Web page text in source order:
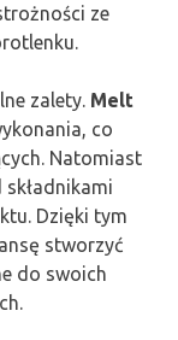
ze
zalety. Melt
co
Natomiast
składnikami
Dzięki tym
stworzyć
do swoich